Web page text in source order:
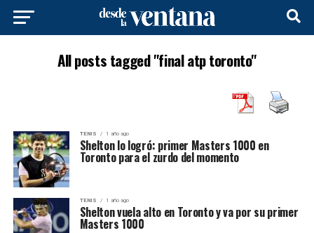
All posts tagged "final atp toronto"
TENIS 1 año ago
Shelton lo logró: primer Masters 1000 en
Toronto para el zurdo del momento
TENIS 1 año ago
Shelton vuela alto en Toronto y va por su primer
Masters 1000